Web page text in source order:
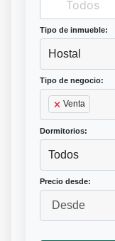
Tipo de inmueble:
Hostal
Tipo de negocio:
Venta
Dormitorios:
Todos
Precio desde: